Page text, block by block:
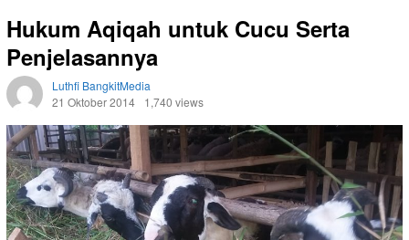
Hukum Aqiqah untuk Cucu Serta
Penjelasannya
Luthfi BangkitMedia
21 Oktober 2014
1,740 views